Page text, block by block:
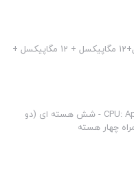
کیفیت دوربین: چهار گانه 12 مگاپیکسل+12 مگاپیکسل + 12 مگاپیکسل +
نوع پردازنده - CPU: Apple A15 Bionic (5 nm) - شش هسته ای (دو